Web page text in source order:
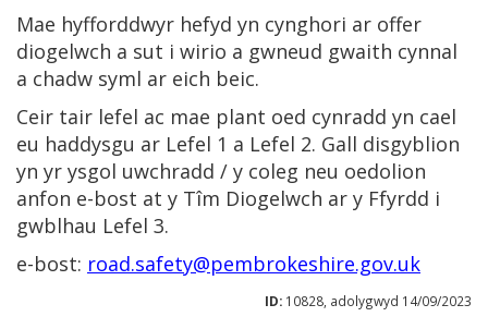
Mae hyfforddwyr hefyd yn cynghori ar offer
diogelwch a sut i wirio a gwneud gwaith cynnal
a chadw syml ar eich beic.
Ceir tair lefel ac mae plant oed cynradd yn cael
eu haddysgu ar Lefel 1 a Lefel 2. Gall disgyblion
yn yr ysgol uwchradd / y coleg neu oedolion
anfon e-bost at y Tîm Diogelwch ar y Ffyrdd i
gwblhau Lefel 3.
e-bost: road.safety@pembrokeshire.gov.uk
ID: 10828, adolygwyd 14/09/2023